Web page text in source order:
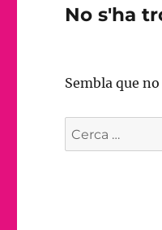
No s'ha
Sembla que
Cerca: